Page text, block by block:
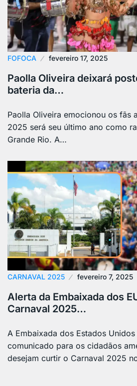
FOFOCA fevereiro 17, 2025
Paolla Oliveira deixará
bateria da…
Paolla Oliveira emocionou os fãs
2025 será seu último ano como
Grande Rio. A…
CARNAVAL 2025 fevereiro 7, 2025
Alerta da Embaixada dos
Carnaval 2025…
A Embaixada dos Estados
comunicado para os cidadãos
desejam curtir o Carnaval 2025